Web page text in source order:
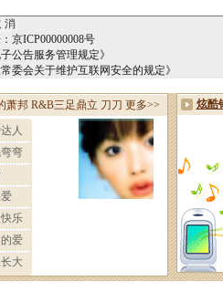
京ICP00000008号
公告服务管理规定》
委会关于维护互联网安全的规定》